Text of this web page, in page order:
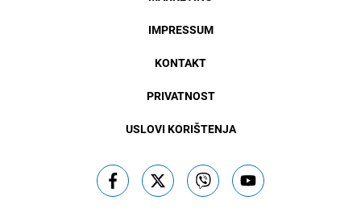
IMPRESSUM
KONTAKT
PRIVATNOST
USLOVI KORIŠTENJA